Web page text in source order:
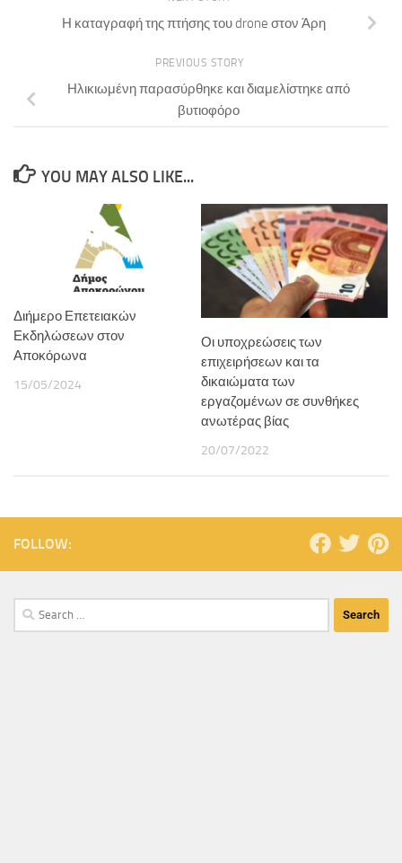
Η καταγραφή της πτήσης του drone στον Άρη
PREVIOUS STORY
Ηλικιωμένη παρασύρθηκε και διαμελίστηκε από
βυτιοφόρο
YOU MAY ALSO LIKE...
Διήμερο Επετειακών
Εκδηλώσεων στον
Αποκόρωνα
15/05/2024
Οι υποχρεώσεις των
επιχειρήσεων και τα
δικαιώματα των
εργαζομένων σε συνθήκες
ανωτέρας βίας
20/07/2022
FOLLOW: